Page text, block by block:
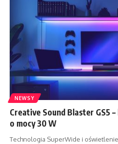
NEWSY
Creative Sound Blaster GS5
o mocy 30 W
Technologia SuperWide i oświetlenie